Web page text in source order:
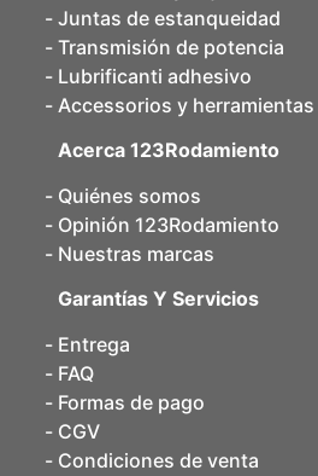
Juntas de estanqueidad
Transmisión de potencia
Lubrificanti adhesivo
Accessorios y herramientas
Acerca 123Rodamiento
Quiénes somos
Opinión 123Rodamiento
Nuestras marcas
Garantías Y Servicios
Entrega
FAQ
Formas de pago
CGV
Condiciones de venta